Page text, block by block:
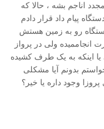
از دوستان باید کالیبره IMD مجدد اناجم بشه ، حالا که
پیام داد قرار دادم
رو به زمین هستش
انجاممیده ولی در پرواز
اینکه به یک طرف کشیده
بدونم آیا مشکلی
وجود داره یا خیر؟